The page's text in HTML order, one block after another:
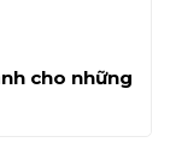
cho những